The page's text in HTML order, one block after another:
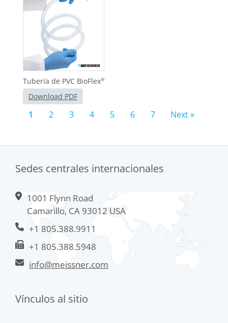
Tubería de PVC BioFlex®
Download PDF
1 2 3 4 5 6 7 Next »
Sedes centrales internacionales
1001 Flynn Road
Camarillo, CA 93012 USA
+1 805.388.9911
+1 805.388.5948
info@meissner.com
Vínculos al sitio